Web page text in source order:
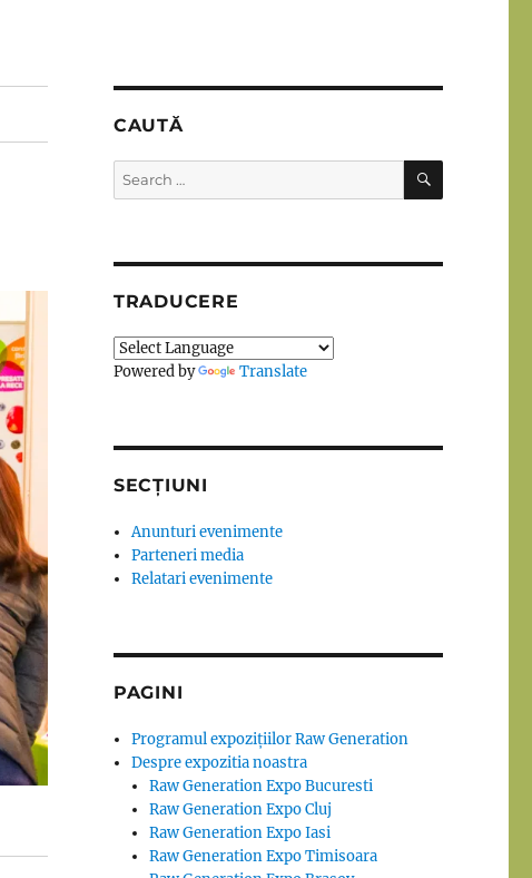
CAUTĂ
Search
for:
SEARCH
TRADUCERE
Powered by Translate
SECȚIUNI
Anunturi evenimente
Parteneri media
Relatari evenimente
PAGINI
Programul expozițiilor Raw Generation
Despre expozitia noastra
Raw Generation Expo Bucuresti
Raw Generation Expo Cluj
Raw Generation Expo Iasi
Raw Generation Expo Timisoara